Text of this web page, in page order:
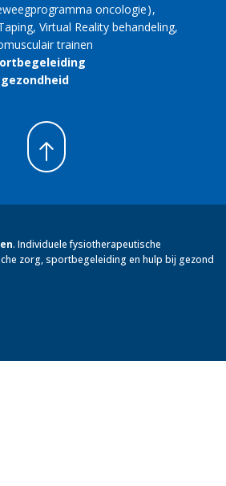
oncologie
Virtual Reality behandeling
trainen
. Individuele fysiotherapeutische
zorg, sportbegeleiding en hulp bij gezond